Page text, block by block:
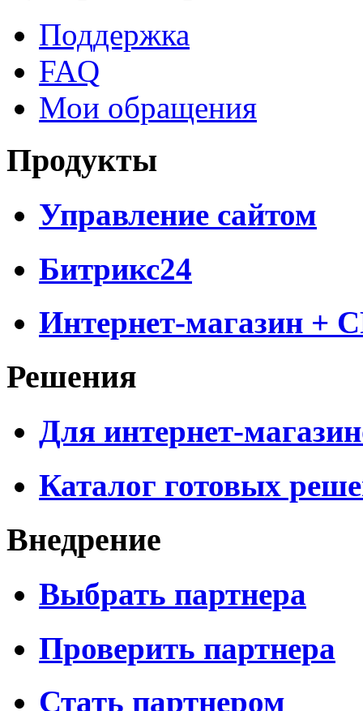
Поддержка
FAQ
Мои обращения
Продукты
Управление сайтом
Битрикс24
Интернет-магазин +
Решения
Для интернет-
Каталог готовых
Внедрение
Выбрать партнера
Проверить партнера
Стать партнером